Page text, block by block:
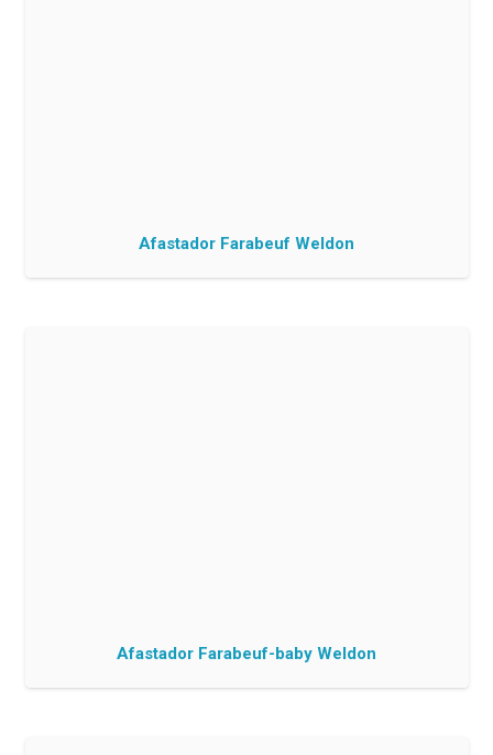
Afastador Farabeuf Weldon
Afastador Farabeuf-baby Weldon